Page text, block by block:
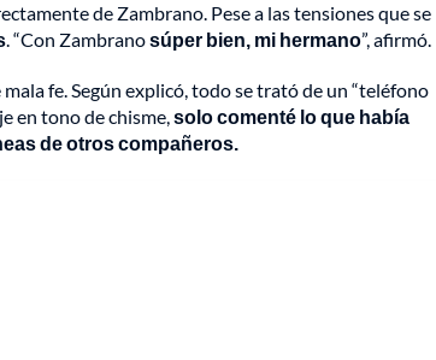
de Zambrano. Pese a las tensiones que se
. “Con Zambranosúper bien, mi hermano”, afirmó.
fe. Según explicó, todo se trató de un “teléfono
en tono de chisme,solo comenté lo que había
de otros compañeros.